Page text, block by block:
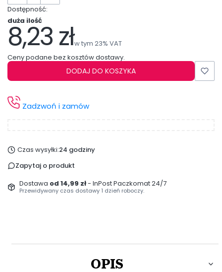
Dostępność:
duża ilość
Cena
8,23 złw tym 23% VAT
w tym 23% VAT
Ceny podane bez kosztów dostawy.
DODAJ DO KOSZYKA
Zadzwoń i zamów
Czas wysyłki:24 godziny
Zapytaj o produkt
Dostawa od 14,99 zł- InPost Paczkomat 24/7
Przewidywany czas dostawy 1 dzień roboczy.
OPIS